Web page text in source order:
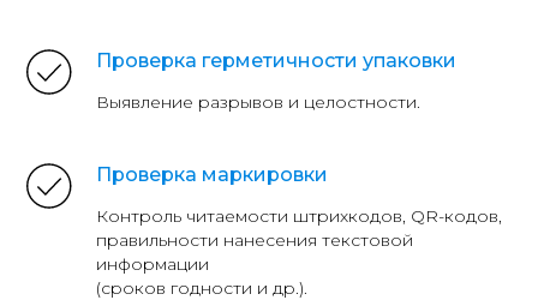
Проверка герметичности упаковки
Выявление разрывов и целостности.
Проверка маркировки
Контроль читаемости штрихкодов, QR-кодов,
правильности нанесения текстовой
информации
(сроков годности и др.).